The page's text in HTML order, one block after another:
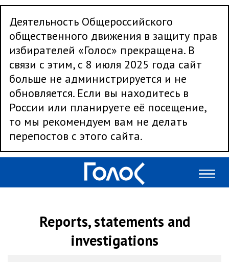
Деятельность Общероссийского
общественного движения в защиту прав
избирателей «Голос» прекращена. В
связи с этим, с 8 июля 2025 года сайт
больше не администрируется и не
обновляется. Если вы находитесь в
России или планируете её посещение,
то мы рекомендуем вам не делать
перепостов с этого сайта.
Reports, statements and
investigations